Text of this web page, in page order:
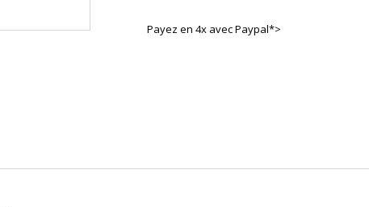
Payez en 4x avec Paypal*>